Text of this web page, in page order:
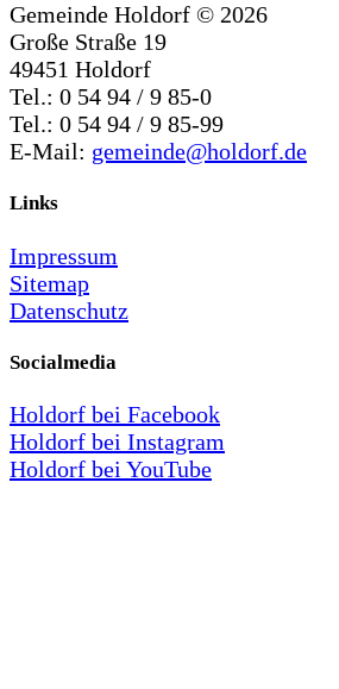
Gemeinde Holdorf © 2026
Große Straße 19
49451 Holdorf
Tel.: 0 54 94 / 9 85-0
Tel.: 0 54 94 / 9 85-99
E-Mail: gemeinde@holdorf.de
Links
Impressum
Sitemap
Datenschutz
Socialmedia
Holdorf bei Facebook
Holdorf bei Instagram
Holdorf bei YouTube